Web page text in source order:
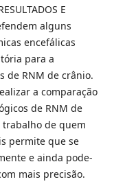
E
alguns
encefálicas
para a
de RNM de crânio.
a comparação
de RNM de
de quem
permite que se
e ainda pode-
mais precisão.